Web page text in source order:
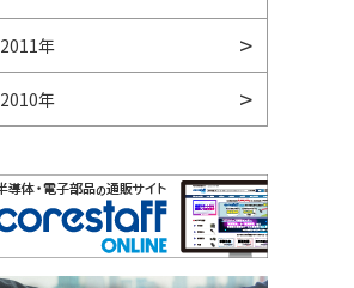
2011年
2010年